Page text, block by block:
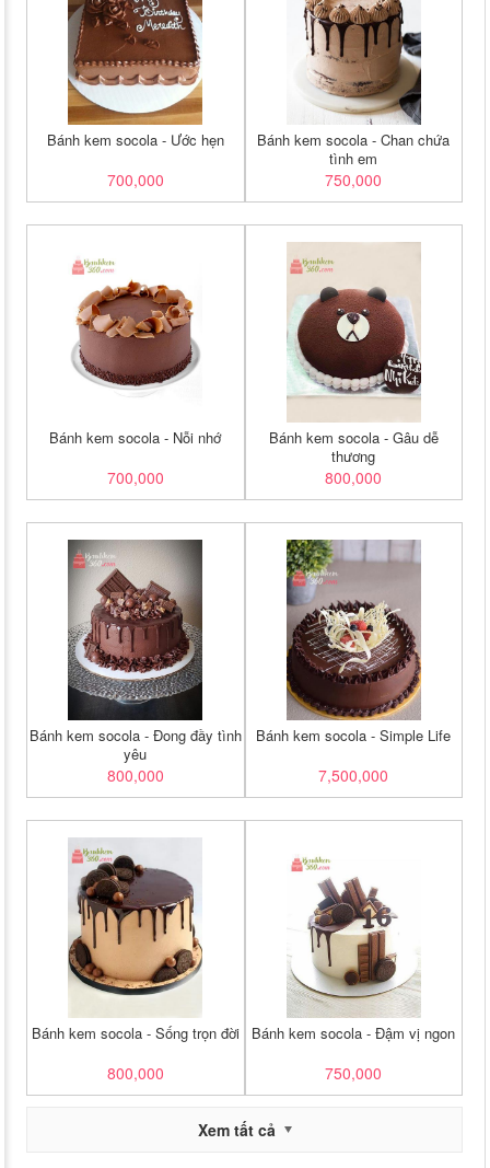
Bánh kem socola - Ước hẹn
700,000
Bánh kem socola - Chan chứa
tình em
750,000
Bánh kem socola - Nỗi nhớ
700,000
Bánh kem socola - Gâu dễ
thương
800,000
Bánh kem socola - Đong đầy tình
yêu
800,000
Bánh kem socola - Simple Life
7,500,000
Bánh kem socola - Sống trọn đời
800,000
Bánh kem socola - Đậm vị ngon
750,000
Xem tất cả